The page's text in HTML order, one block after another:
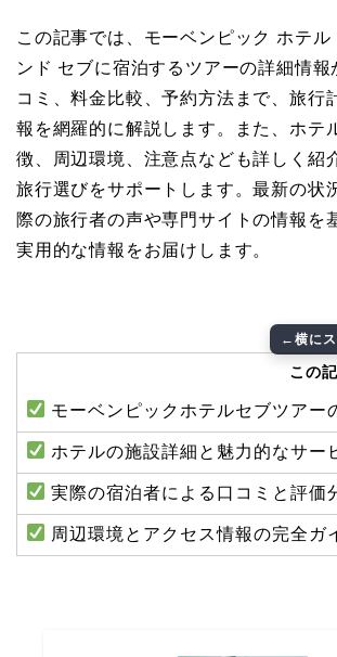
この記事では、モーベンピック ホテル
ンド セブに宿泊するツアーの詳細情報
コミ、料金比較、予約方法まで、旅行
報を網羅的に解説します。また、ホテ
徴、周辺環境、注意点なども詳しく紹
旅行選びをサポートします。最新の状
際の旅行者の声や専門サイトの情報を
実用的な情報をお届けします。
この
モーベンピックホテルセブツアー
ホテルの施設詳細と魅力的なサー
実際の宿泊者による口コミと評価
周辺環境とアクセス情報の完全ガ